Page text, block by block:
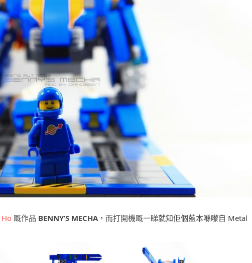
Ho 嘅作品 BENNY’S MECHA，而打開機嘅一睇就知佢個藍本喺嚟自 Metal